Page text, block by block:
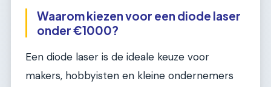
Waarom kiezen voor een diode laser
onder €1000?
Een diode laser is de ideale keuze voor
makers, hobbyisten en kleine ondernemers